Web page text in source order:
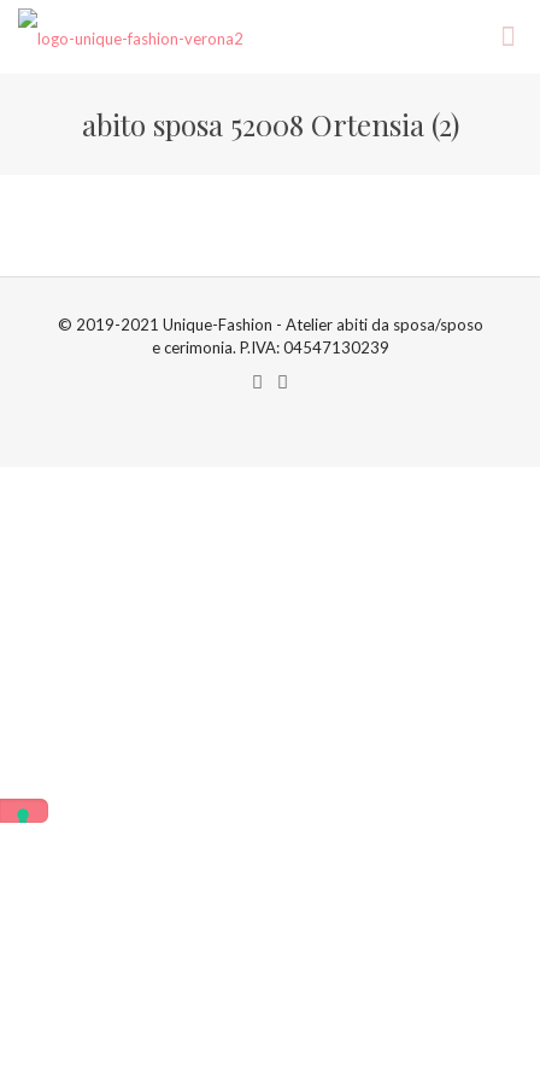
abito sposa 52008 Ortensia (2)
© 2019-2021 Unique-Fashion - Atelier abiti da sposa/sposo
e cerimonia. P.IVA: 04547130239